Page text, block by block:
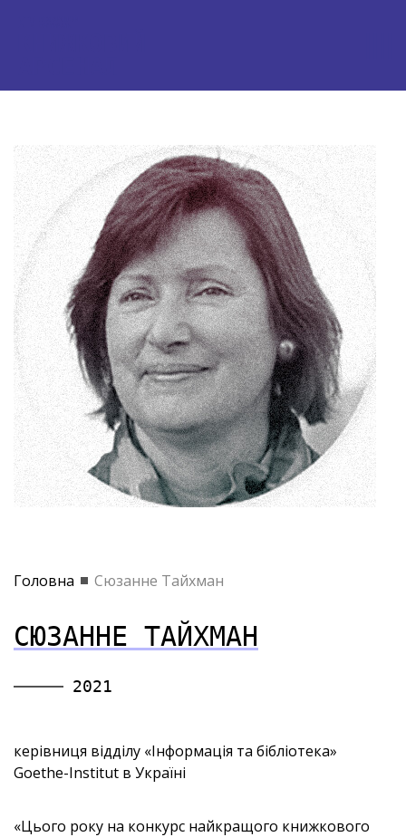
Головна Сюзанне Тайхман
СЮЗАННЕ ТАЙХМАН
2021
керівниця відділу «Інформація та бібліотека»
Goethe-Institut в Україні
«Цього року на конкурс найкращого книжкового